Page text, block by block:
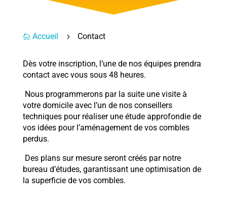
 Accueil 5 Contact
Dès votre inscription, l’une de nos équipes prendra
contact avec vous sous 48 heures.
Nous programmerons par la suite une visite à
votre domicile avec l’un de nos conseillers
techniques pour réaliser une étude approfondie de
vos idées pour l’aménagement de vos combles
perdus.
Des plans sur mesure seront créés par notre
bureau d’études, garantissant une optimisation de
la superficie de vos combles.